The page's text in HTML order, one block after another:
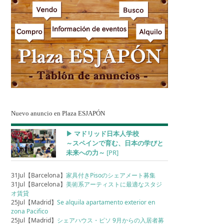
Nuevo anuncio en Plaza ESJAPÓN
▶︎ マドリッド日本人学校
～スペインで育む、日本の学びと
未来への力～ [PR]
31Jul【Barcelona】家具付きPisoのシェアメート募集
31Jul【Barcelona】美術系アーティストに最適なスタジ
オ賃貸
25Jul【Madrid】Se alquila apartamento exterior en
zona Pacifico
25Jul【Madrid】 シェアハウス・ピソ 9月からの入居者募